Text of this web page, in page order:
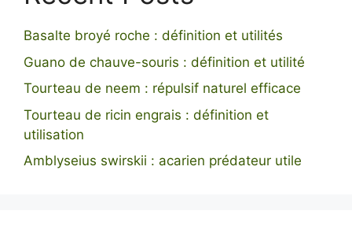
Basalte broyé roche : définition et utilités
Guano de chauve-souris : définition et utilité
Tourteau de neem : répulsif naturel efficace
Tourteau de ricin engrais : définition et
utilisation
Amblyseius swirskii : acarien prédateur utile